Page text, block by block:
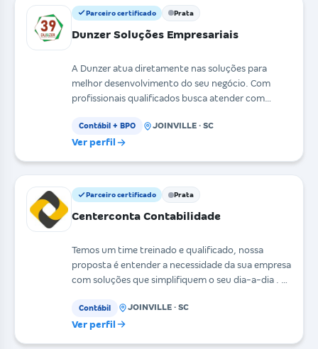
Parceiro certificado Prata
Dunzer Soluções Empresariais
A Dunzer atua diretamente nas soluções para
melhor desenvolvimento do seu negócio. Com
profissionais qualificados busca atender com
Contábil + BPO JOINVILLE · SC
Ver perfil
Parceiro certificado Prata
Centerconta Contabilidade
Temos um time treinado e qualificado, nossa
proposta é entender a necessidade da sua empresa
com soluções que simplifiquem o seu dia-a-dia . A
Contábil JOINVILLE · SC
Ver perfil